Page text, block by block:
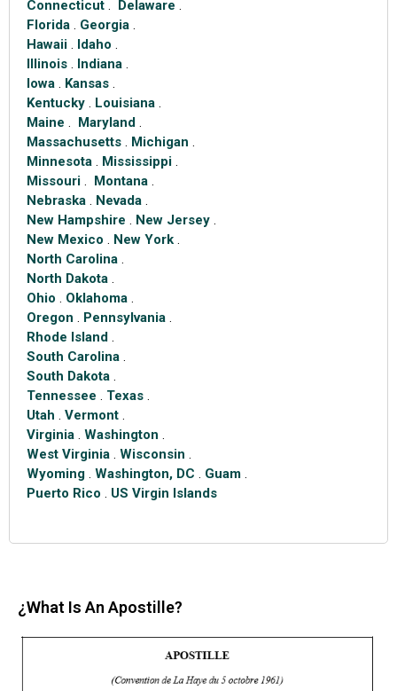
Connecticut. Delaware .
Florida. Georgia.
Hawaii. Idaho .
Illinois. Indiana.
Iowa. Kansas.
Kentucky. Louisiana.
Maine . Maryland.
Massachusetts. Michigan .
Minnesota. Mississippi.
Missouri. Montana.
Nebraska. Nevada.
New Hampshire . New Jersey.
New Mexico . New York.
North Carolina.
North Dakota.
Ohio . Oklahoma.
Oregon . Pennsylvania.
Rhode Island.
South Carolina.
South Dakota.
Tennessee . Texas.
Utah . Vermont.
Virginia. Washington .
West Virginia. Wisconsin .
Wyoming. Washington, DC . Guam.
Puerto Rico . US Virgin Islands
¿What Is An Apostille?